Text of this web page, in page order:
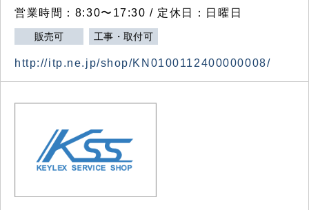
営業時間：8:30〜17:30 / 定休日：日曜日
販売可 工事・取付可
http://itp.ne.jp/shop/KN0100112400000008/